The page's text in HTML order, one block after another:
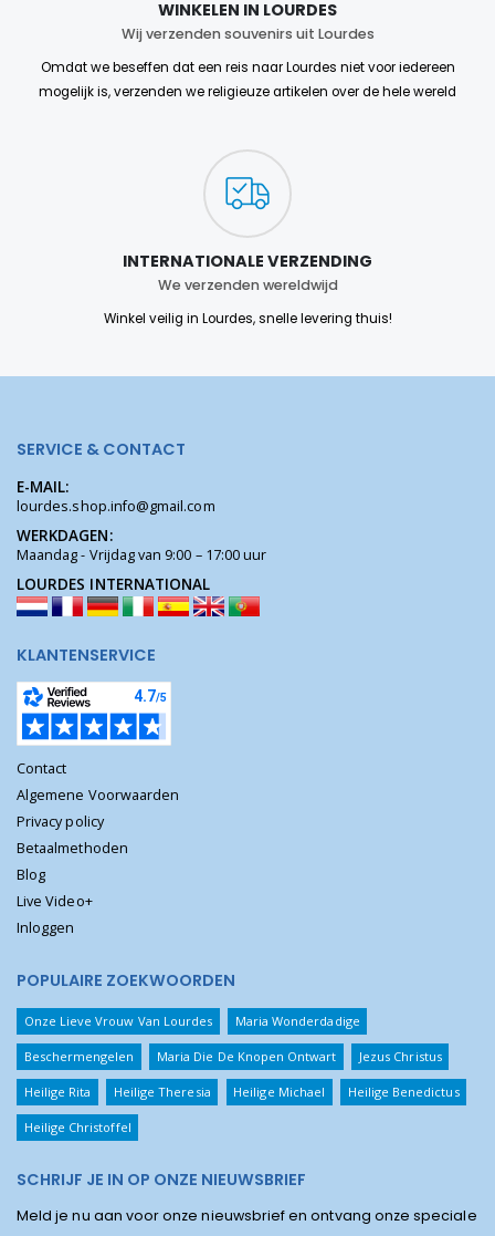
WINKELEN IN LOURDES
Wij verzenden souvenirs uit Lourdes
Omdat we beseffen dat een reis naar Lourdes niet voor iedereen
mogelijk is, verzenden we religieuze artikelen over de hele wereld
INTERNATIONALE VERZENDING
We verzenden wereldwijd
Winkel veilig in Lourdes, snelle levering thuis!
SERVICE & CONTACT
E-MAIL:
lourdes.shop.info@gmail.com
WERKDAGEN:
Maandag - Vrijdag van 9:00 – 17:00 uur
LOURDES INTERNATIONAL
KLANTENSERVICE
Contact
Algemene Voorwaarden
Privacy policy
Betaalmethoden
Blog
Live Video+
Inloggen
POPULAIRE ZOEKWOORDEN
Onze Lieve Vrouw Van Lourdes Maria Wonderdadige
Beschermengelen Maria Die De Knopen Ontwart Jezus Christus
Heilige Rita Heilige Theresia Heilige Michael Heilige Benedictus
Heilige Christoffel
SCHRIJF JE IN OP ONZE NIEUWSBRIEF
Meld je nu aan voor onze nieuwsbrief en ontvang onze speciale